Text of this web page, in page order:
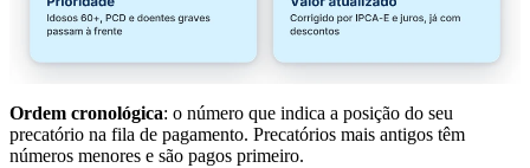
Ordem cronológica: o número que indica a posição do seu
precatório na fila de pagamento. Precatórios mais antigos têm
números menores e são pagos primeiro.